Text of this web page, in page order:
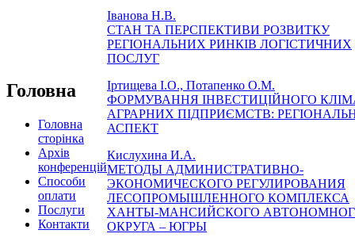
Головна
Головна
сторінка
Архів
конференцій
Способи
оплати
Послуги
Контакти
Іванова Н.В.
СТАН ТА ПЕРСПЕКТИВИ РОЗВИТКУ
РЕГІОНАЛЬНИХ РИНКІВ ЛОГІСТИЧНИХ
ПОСЛУГ
Іртищева І.О., Потапенко О.М.
ФОРМУВАННЯ ІНВЕСТИЦІЙНОГО
АГРАРНИХ ПІДПРИЄМСТВ:
АСПЕКТ
Кислухина И.А.
МЕТОДЫ АДМИНИСТРАТИВНО-
ЭКОНОМИЧЕСКОГО РЕГУЛИРОВАНИЯ
ЛЕСОПРОМЫШЛЕННОГО КОМПЛЕКСА
ХАНТЫ-МАНСИЙСКОГО
ОКРУГА – ЮГРЫ